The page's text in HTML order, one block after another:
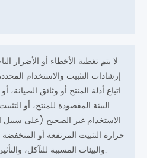
لا يتم تغطية الأخطاء أو الأضرار
إرشادات التثبيت والاستخدام
اتباع أدلة المنتج أو وثائق الصيانة،
البيئة المقصودة للمنتج، أو
الاستخدام غير الصحيح (على سبيل
حرارة التثبيت المرتفعة أو
والبيئات المسببة للتآكل، والتأثيرات الخارجية).